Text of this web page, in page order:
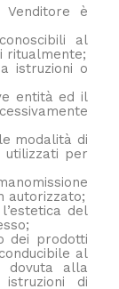
è
al
ritualmente;
istruzioni o
entità ed il
modalità di
utilizzati per
autorizzato;
del
dei prodotti
al
dovuta alla
di